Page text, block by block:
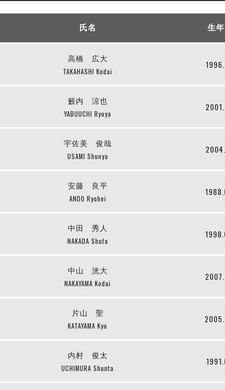
氏名 生年
高橋 広大
TAKAHASHI Kodai
籔内 涼也
YABUUCHI Ryoya
宇佐美 俊哉
USAMI Shunya
安藤 良平
ANDO Ryohei
中田 秀人
NAKADA Shuto
中山 洸大
NAKAYAMA Kodai
片山 聖
KATAYAMA Kyo
内村 俊太
UCHIMURA Shunta